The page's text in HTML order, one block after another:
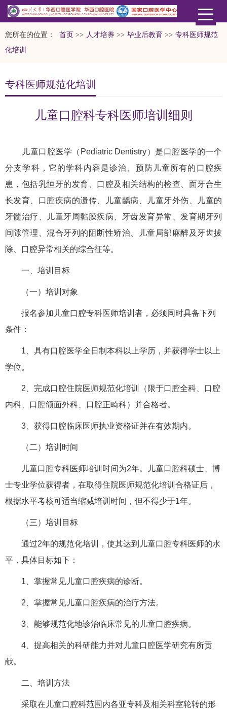
您所在的位置： 首页 >> 人才培养 >> 毕业后教育 >> 专科医师规范
化培训
专科医师规范化培训
儿童口腔科专科医师培训细则
儿童口腔医学（Pediatric Dentistry）是口腔医学的一个
分支学科，它的学科内容是诊治、预防儿童所有的口腔疾
患，包括乳恒牙的发育、口腔及相关结构的检查、面牙合生
长发育、口腔疾病的遗传、儿童龋病、儿童牙外伤、儿童的
牙髓治疗、儿童牙周黏膜疾病、牙齿发育异常、发育期牙列
间隙管理、混合牙列的阻断性矫治、儿童局部麻醉及牙齿拔
除、口腔异常相关的综合征等。
一、培训目标
（一）培训对象
报名参加儿童口腔专科医师培训者，必须同时具备下列
条件：
1、具有口腔医学全日制本科以上学历，并获得学士以上
学位。
2、完成口腔住院医师规范化培训（限于口腔全科、口腔
内科、口腔颌面外科、口腔正畸科）并合格者。
3、获得口腔临床医师执业资格证并在有效期内。
（二）培训时间
儿童口腔专科医师培训时间为2年。儿童口腔科硕士、博
士专业学位获得者，在取得住院医师规范化培训合格证后，
根据水平考核可适当缩减培训时间，但不得少于1年。
（三）培训目标
通过2年的规范化培训，使其达到儿童口腔专科医师的水
平，具体目标如下：
1、掌握常见儿童口腔疾病的诊断。
2、掌握常见儿童口腔疾病的治疗方法。
3、能够规范化地诊治临床常见的儿童口腔疾病。
4、提高相关的科研能力并对儿童口腔医学研究有所贡
献。
二、培训方法
采取在儿童口腔科范围内各亚专科及相关科室轮转的形